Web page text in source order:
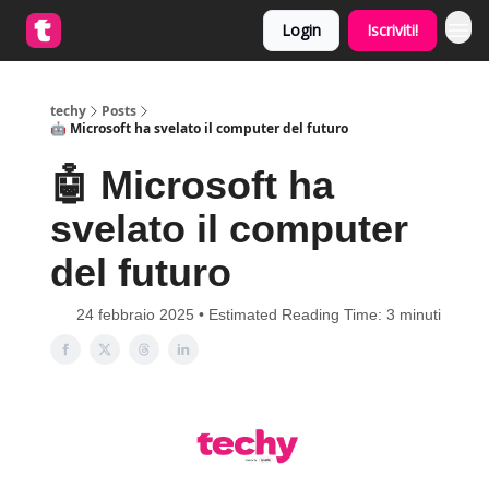
Login Iscriviti!
techy
Posts
🤖 Microsoft ha svelato il computer del futuro
🤖 Microsoft ha
svelato il computer
del futuro
24 febbraio 2025 • Estimated Reading Time: 3 minuti